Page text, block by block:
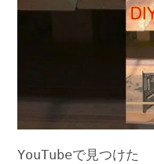
YouTubeで見つけた